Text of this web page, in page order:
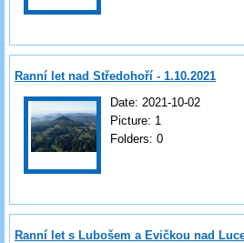
Ranní let nad Středohoří - 1.10.2021
Date: 2021-10-02
Picture: 1
Folders: 0
Ranní let s Lubošem a Evičkou nad